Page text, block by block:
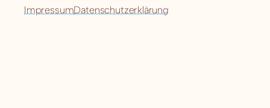
ImpressumDatenschutzerklärung